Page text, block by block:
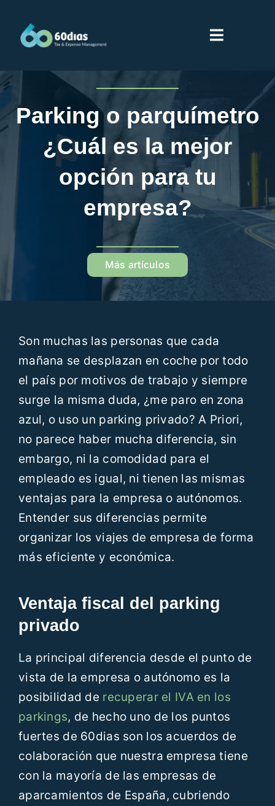
contenido
Toggle
Sobre 60dias
Parking o parquímetro
¿Cuál es la mejor
opción para tu
empresa?
Más artículos
Son muchas las personas que cada
mañana se desplazan en coche por todo
el país por motivos de trabajo y siempre
surge la misma duda, ¿me paro en zona
azul, o uso un parking privado? A Priori,
no parece haber mucha diferencia, sin
embargo, ni la comodidad para el
empleado es igual, ni tienen las mismas
ventajas para la empresa o autónomos.
Entender sus diferencias permite
organizar los viajes de empresa de forma
más eficiente y económica.
Ventaja fiscal del parking
privado
La principal diferencia desde el punto de
vista de la empresa o autónomo es la
posibilidad de recuperar el IVA en los
parkings, de hecho uno de los puntos
fuertes de 60dias son los acuerdos de
colaboración que nuestra empresa tiene
con la mayoría de las empresas de
aparcamientos de España, cubriendo